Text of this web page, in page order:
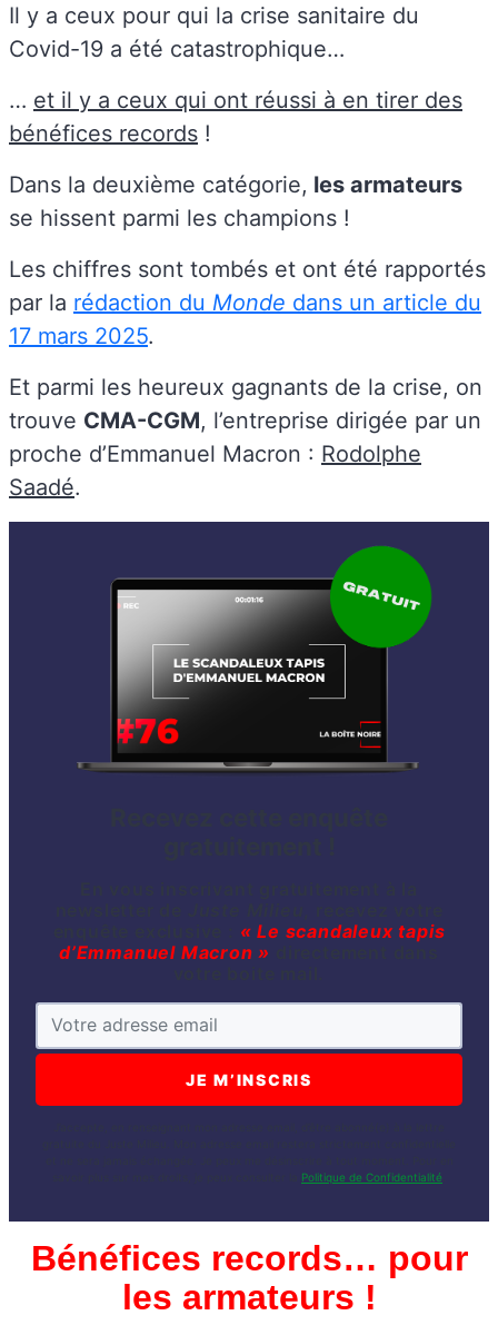
Il y a ceux pour qui la crise sanitaire du
Covid-19 a été catastrophique…
… et il y a ceux qui ont réussi à en tirer des
bénéfices records !
Dans la deuxième catégorie, les armateurs
se hissent parmi les champions !
Les chiffres sont tombés et ont été rapportés
par la rédaction du Monde dans un article du
17 mars 2025.
Et parmi les heureux gagnants de la crise, on
trouve CMA-CGM, l’entreprise dirigée par un
proche d’Emmanuel Macron : Rodolphe
Saadé.
« Le scandaleux tapis
d’Emmanuel Macron »
Politique de Confidentialité
Bénéfices records… pour
les armateurs !